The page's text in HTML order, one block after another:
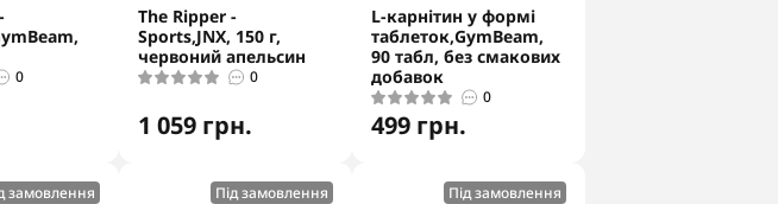
0
The Ripper -
Sports,JNX, 150 г,
червоний апельсин
0
1 059 грн.
L-карнітин у формі
таблеток,GymBeam,
90 табл, без смакових
добавок
0
499 грн.
замовлення Під замовлення Під замовлення